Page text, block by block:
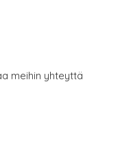
meihin yhteyttä